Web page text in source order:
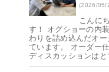
(2026/05/
こんに
す！ オグショーの内
わりを詰め込んだオ
ています。 オーダー
ディスカッションはと